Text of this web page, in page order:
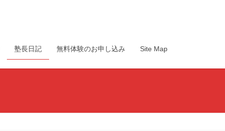
塾長日記 無料体験のお申し込み Site Map